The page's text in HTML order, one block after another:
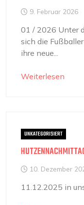
9. Februar 2026
01 / 2026 Unter
sich die
ihre neue...
Weiterlesen
UNKATEGORISIERT
10. Dezember
11.12.2025 in